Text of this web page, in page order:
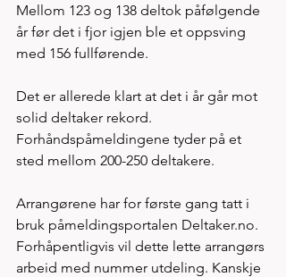
Mellom 123 og 138 deltok påfølgende
år før det i fjor igjen ble et oppsving
med 156 fullførende.
Det er allerede klart at det i år går mot
solid deltaker rekord.
Forhåndspåmeldingene tyder på et
sted mellom 200-250 deltakere.
Arrangørene har for første gang tatt i
bruk påmeldingsportalen Deltaker.no.
Forhåpentligvis vil dette lette arrangørs
arbeid med nummer utdeling. Kanskje